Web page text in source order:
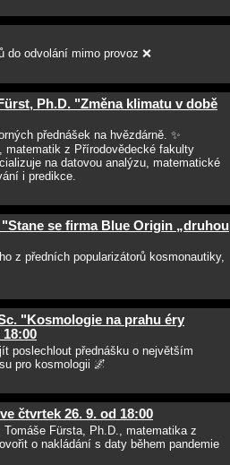
do odvolání mimo provoz ❌
Ph.D. "Změna klimatu v době
přednášek na hvězdárně. ✨
matematik z Přírodovědecké fakulty
na datovou analýzu, matematické
i predikce.
"Stane se firma Blue Origin „druhou
z předních popularizátorů kosmonautiky,
"Kosmologie na prahu éry
poslechlout přednášku o největším
pro kosmologii 🌌
čtvrtek 26. 9. od 18:00
Tomáše Fürsta, Ph.D., matematika z
o nakládání s daty během pandemie